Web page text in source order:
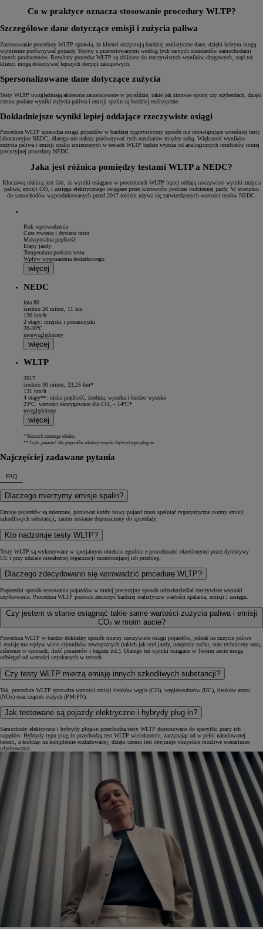
Co w praktyce oznacza stosowanie procedury WLTP?
Szczegółowe dane dotyczące emisji i zużycia paliwa
Zastosowanie procedury WLTP sprawia, że klienci otrzymują bardziej realistyczne dane, dzięki którym mogą
wymiernie porównywać pojazdy Toyoty z przetestowanymi według tych samych standardów samochodami
innych producentów. Rezultaty procedur WLTP są zbliżone do rzeczywistych wyników drogowych, stąd też
klienci mogą dokonywać lepszych decyzji zakupowych.
Spersonalizowane dane dotyczące zużycia
Testy WLTP uwzględniają akcesoria zainstalowane w pojeździe, takie jak zimowe opony czy szyberdach, dzięki
czemu podane wyniki zużycia paliwa i emisji spalin są bardziej realistyczne.
Dokładniejsze wyniki lepiej oddające rzeczywiste osiągi
Procedura WLTP sprawdza osiągi pojazdów w bardziej rygorystyczny sposób niż obowiązujące wcześniej testy
laboratoryjne NEDC, dlatego nie należy porównywać tych rezultatów między sobą. Większość wyników
zużycia paliwa i emisji spalin zmierzonych w testach WLTP będzie wyższa od analogicznych rezultatów mniej
precyzyjnej procedury NEDC.
Jaka jest różnica pomiędzy testami WLTP a NEDC?
Kluczową różnicą jest fakt, że wyniki osiągane w procedurach WLTP lepiej oddają rzeczywiste wyniki zużycia
paliwa, emisji CO₂ i zasięgu elektrycznego osiągane przez kierowców podczas codziennej jazdy. W stosunku
do samochodów wyprodukowanych przed 2017 rokiem używa się zatwierdzonych wartości testów NEDC.
Rok wprowadzenia
Czas trwania i dystans testu
Maksymalna prędkość
Etapy jazdy
Temperatura podczas testu
Wpływ wyposażenia dodatkowego
więcej
NEDC
lata 80.
średnio 20 minut, 11 km
120 km/h
2 etapy: miejski i pozamiejski
20-30ºC
nieuwzględniony
więcej
WLTP
2017
średnio 30 minut, 23,25 km*
131 km/h
4 etapy**: niska prędkość, średnia, wysoka i bardzo wysoka
23ºC, wartości skorygowane dla CO₂ – 14ºC*
uwzględniony
więcej
* Rozruch zimnego silnika.
** Tryb „miasto” dla pojazdów elektrycznych i hybryd typu plug-in
Najczęściej zadawane pytania
FAQ
Dlaczego mierzymy emisje spalin?
Emisje pojazdów są mierzone, ponieważ każdy nowy pojazd musi spełniać rygorystyczne normy emisji
szkodliwych substancji, zanim zostanie dopuszczony do sprzedaży.
Kto nadzoruje testy WLTP?
Testy WLTP są wykonywane w specjalnym obiekcie zgodnie z procedurami określonymi przez dyrektywy
UE i przy udziale niezależnej organizacji monitorującej ich przebieg.
Dlaczego zdecydowano się wprowadzić procedurę WLTP?
Poprzedni sposób testowania pojazdów w mniej precyzyjny sposób odzwierciedlał rzeczywiste warunki
użytkowania. Procedura WLTP pozwala zmierzyć bardziej realistyczne wartości spalania, emisji i zasięgu.
Czy jestem w stanie osiągnąć takie same wartości zużycia paliwa i emisji
CO₂ w moim aucie?
Procedura WLTP w bardzo dokładny sposób mierzy rzeczywiste osiągi pojazdów, jednak na zużycie paliwa
i emisję ma wpływ wiele czynników zewnętrznych (takich jak styl jazdy, natężenie ruchu, stan techniczny auta,
ciśnienie w oponach, ilość pasażerów i bagażu itd.). Dlatego też wyniki osiągane w Twoim aucie mogą
odbiegać od wartości uzyskanych w testach.
Czy testy WLTP mierzą emisję innych szkodliwych substancji?
Tak, procedura WLTP sprawdza wartości emisji tlenków węgla (CO), węglowodorów (HC), tlenków azotu
(NOx) oraz cząstek stałych (PM/PN).
Jak testowane są pojazdy elektryczne i hybrydy plug-in?
Samochody elektryczne i hybrydy plug-in przechodzą testy WLTP dostosowane do specyfiki pracy ich
napędów. Hybrydy typu plug-in przechodzą test WLTP wielokrotnie, zaczynając od w pełni naładowanej
baterii, a kończąc na kompletnie rozładowanej, dzięki czemu test obejmuje wszystkie możliwe scenariusze
użytkowania.